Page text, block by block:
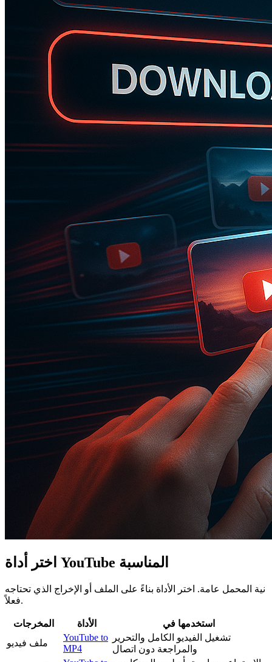
اختر أداة YouTube المناسبة
نية المحمل عامة. اختر الأداة بناءً على الملف أو الإخراج الذي تحتاجه
فعلاً.
المخرجات الأداة
استخدمها في
ملف فيديو
YouTube to
MP4
تشغيل الفيديو الكامل والتحرير
والمراجعة دون اتصال